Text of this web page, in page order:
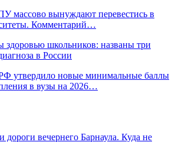
массово вынуждают перевестись в
Комментарий…
здоровью школьников: названы три
в России
утвердило новые минимальные баллы
в вузы на 2026…
дороги вечернего Барнаула. Куда не